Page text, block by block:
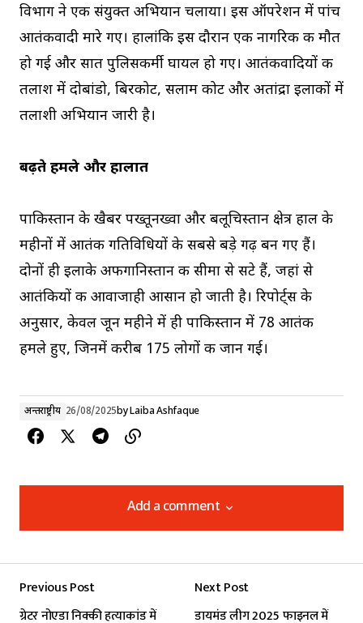
विभाग ने एक संयुक्त अभियान चलाया। इस ऑपरेशन में पांच
आतंकवादी मारे गए। हालांकि इस दौरान एक नागरिक की मौत
हो गई और सात पुलिसकर्मी घायल हो गए। आतंकवादियों की
तलाश में दोबांडो, बिरकोट, सलाम कोट और अतांद्रा इलाकों में
तलाशी अभियान जारी है।
बढ़ते हमले और हालात
पाकिस्तान के खैबर पख्तूनख्वा और बलूचिस्तान क्षेत्र हाल के
महीनों में आतंकी गतिविधियों के सबसे बड़े गढ़ बन गए हैं।
दोनों ही इलाके अफगानिस्तान की सीमा से सटे हैं, जहां से
आतंकियों की आवाजाही आसान हो जाती है। रिपोर्ट्स के
अनुसार, केवल जून महीने में ही पाकिस्तान में 78 आतंकी
हमले हुए, जिनमें करीब 175 लोगों की जान गई।
अन्तर्राष्ट्रीय 26/08/2025byLaiba Ashfaque
Add a comment
Add a comment
Required fields are marked*
Previous Post
ग्रेटर नोएडा निक्की हत्याकांड में
Next Post
डायमंड लीग 2025 फाइनल में